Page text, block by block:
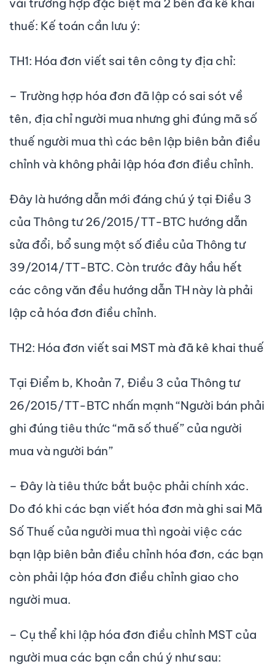
vài trường hợp đặc biệt mà 2 bên đã kê khai
thuế: Kế toán cần lưu ý:
TH1: Hóa đơn viết sai tên công ty địa chỉ:
– Trường hợp hóa đơn đã lập có sai sót về
tên, địa chỉ người mua nhưng ghi đúng mã số
thuế người mua thì các bên lập biên bản điều
chỉnh và không phải lập hóa đơn điều chỉnh.
Đây là hướng dẫn mới đáng chú ý tại Điều 3
của Thông tư 26/2015/TT-BTC hướng dẫn
sửa đổi, bổ sung một số điều của Thông tư
39/2014/TT-BTC. Còn trước đây hầu hết
các công văn đều hướng dẫn TH này là phải
lập cả hóa đơn điều chỉnh.
TH2: Hóa đơn viết sai MST mà đã kê khai thuế
Tại Điểm b, Khoản 7, Điều 3 của Thông tư
26/2015/TT-BTC nhấn mạnh “Người bán phải
ghi đúng tiêu thức “mã số thuế” của người
mua và người bán”
– Đây là tiêu thức bắt buộc phải chính xác.
Do đó khi các bạn viết hóa đơn mà ghi sai Mã
Số Thuế của người mua thì ngoài việc các
bạn lập biên bản điều chỉnh hóa đơn, các bạn
còn phải lập hóa đơn điều chỉnh giao cho
người mua.
– Cụ thể khi lập hóa đơn điều chỉnh MST của
người mua các bạn cần chú ý như sau: